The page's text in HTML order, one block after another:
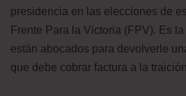
presidencia en las elecciones de
Frente Para la Victoria (FPV). Es
están abocados para devolverle
que debe cobrar factura a la